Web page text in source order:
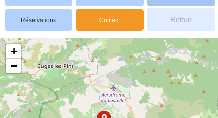
Réservations Contact Retour
+
−